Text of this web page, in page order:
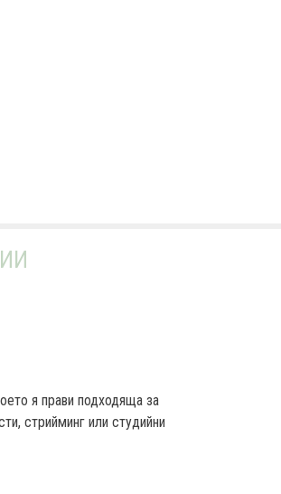
я прави подходяща за
стрийминг или студийни